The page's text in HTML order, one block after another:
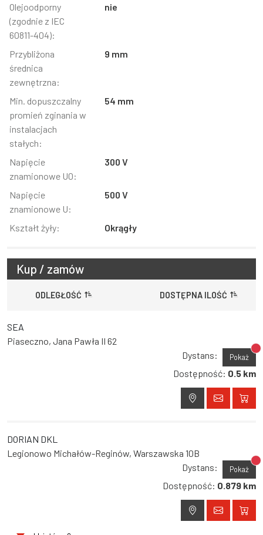
Olejoodporny
(zgodnie z IEC
60811-404):
nie
Przybliżona
średnica
zewnętrzna:
9 mm
Min. dopuszczalny
promień zginania w
instalacjach
stałych:
54 mm
Napięcie
znamionowe U0:
300 V
Napięcie
znamionowe U:
500 V
Kształt żyły: Okrągły
Kup / zamów
ODLEGŁOŚĆ DOSTĘPNA ILOŚĆ
SEA
Piaseczno, Jana Pawła II 62
Dystans:
Pokaż
Dostępność: 0.5 km
DORIAN DKL
Legionowo Michałów-Reginów, Warszawska 10B
Dystans:
Pokaż
Dostępność: 0.879 km